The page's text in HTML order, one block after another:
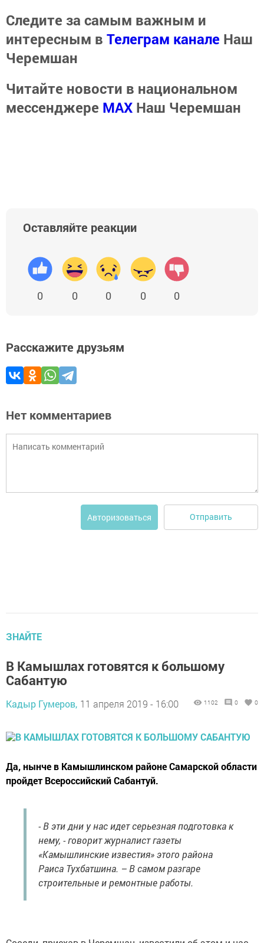
Следите за самым важным и
интересным в Телеграм канале Наш
Черемшан
Читайте новости в национальном
мессенджере MАХ Наш Черемшан
Оставляйте реакции
0 0 0 0 0
Расскажите друзьям
Нет комментариев
Авторизоваться Отправить
ЗНАЙТЕ
В Камышлах готовятся к большому
Сабантую
Кадыр Гумеров, 11 апреля 2019 - 16:00 1102 0 0
Да, нынче в Камышлинском районе Самарской области
пройдет Всероссийский Сабантуй.
- В эти дни у нас идет серьезная подготовка к
нему, - говорит журналист газеты
«Камышлинские известия» этого района
Раиса Тухбатшина. – В самом разгаре
строительные и ремонтные работы.